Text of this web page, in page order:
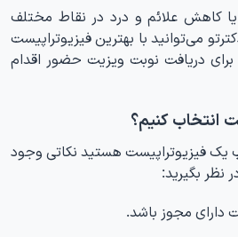
یا کاهش علائم و درد در نقاط مختلف
می‌توانید با بهترین فیزیوتراپیست
دریافت نوبت ویزیت حضور اقدام
انتخاب کنیم؟
یک فیزیوتراپیست هستید نکاتی وجود
نظر بگیرید:
دارای مجوز باشد.